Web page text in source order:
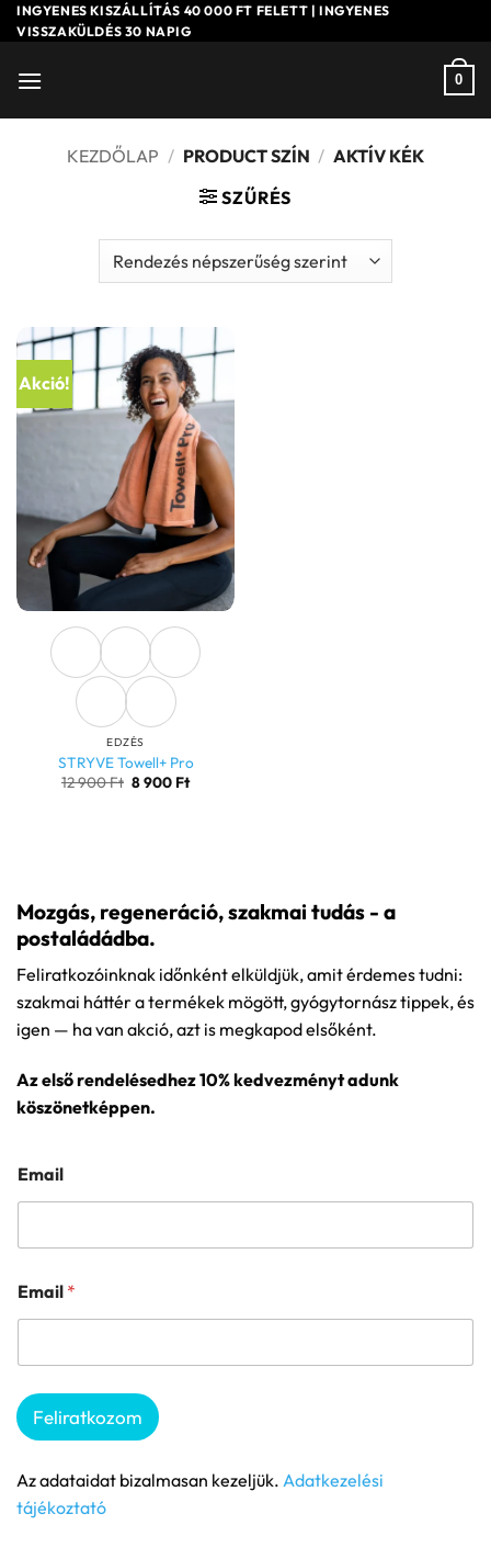
Skip
to
INGYENES KISZÁLLÍTÁS 40 000 FT FELETT | INGYENES
VISSZAKÜLDÉS 30 NAPIG
0
KEZDŐLAP / PRODUCT SZÍN / AKTÍV KÉK
SZŰRÉS
Akció!
EDZÉS
STRYVE Towell+ Pro
12 900Ft Original
price
8 900 FtCurrent
Mozgás, regeneráció, szakmai tudás - a
postaládádba.
Feliratkozóinknak időnként elküldjük, amit érdemes tudni:
szakmai háttér a termékek mögött, gyógytornász tippek, és
igen — ha van akció, azt is megkapod elsőként.
Az első rendelésedhez 10% kedvezményt adunk
köszönetképpen.
Email
Email *
Feliratkozom
Az adataidat bizalmasan kezeljük. Adatkezelési
tájékoztató